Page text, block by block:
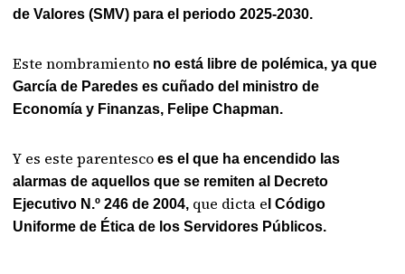
de Valores (SMV) para el periodo 2025-2030.
Este nombramiento no está libre de polémica, ya que
García de Paredes es cuñado del ministro de
Economía y Finanzas, Felipe Chapman.
Y es este parentescoes el que ha encendido las
alarmas de aquellos que se remiten al Decreto
Ejecutivo N.º 246 de 2004, que dicta e l Código
Uniforme de Ética de los Servidores Públicos.